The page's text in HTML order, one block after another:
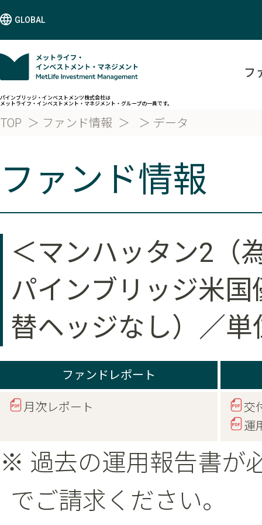
GLOBAL
パインブリッジ・インベストメンツ株式会社は
メットライフ・インベストメント・マネジメント・グループの一員です。
フ
TOP ファンド情報 データ
ファンド情報
＜マンハッタン2（
パインブリッジ米
替ヘッジなし）／単
ファンドレポート
月次レポート
交
運
※ 過去の運用報告書が
でご請求ください。